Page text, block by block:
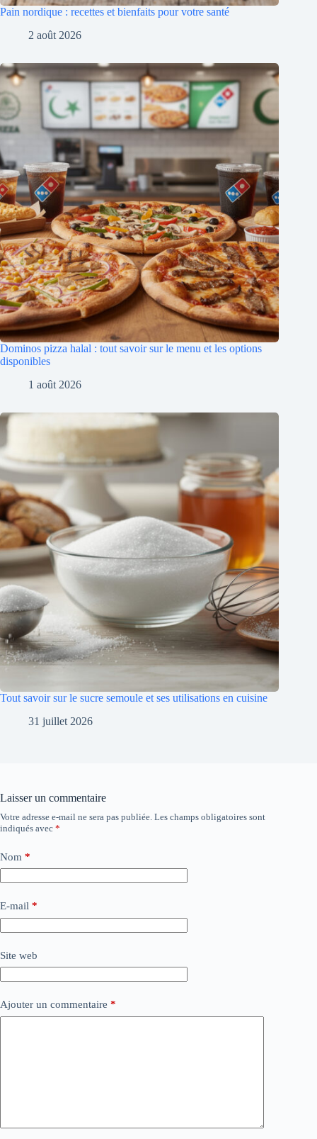
Pain nordique : recettes et bienfaits pour votre santé
2 août 2026
Dominos pizza halal : tout savoir sur le menu et les options
disponibles
1 août 2026
Tout savoir sur le sucre semoule et ses utilisations en cuisine
31 juillet 2026
Laisser un commentaire
Votre adresse e-mail ne sera pas publiée. Les champs obligatoires sont
indiqués avec *
Nom *
E-mail *
Site web
Ajouter un commentaire *